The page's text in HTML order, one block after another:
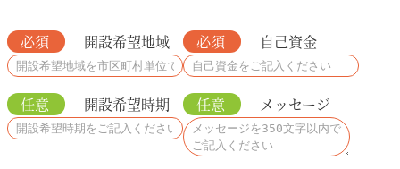
必須 開設希望地域 必須 自己資金
任意 開設希望時期 任意 メッセージ